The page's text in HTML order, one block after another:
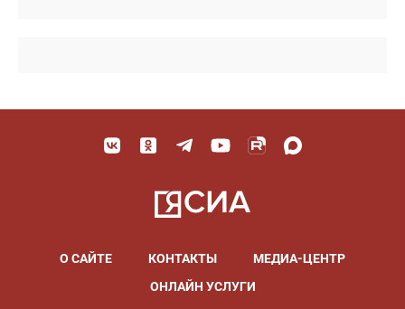
О САЙТЕ КОНТАКТЫ
МЕДИА-ЦЕНТР
ОНЛАЙН УСЛУГИ